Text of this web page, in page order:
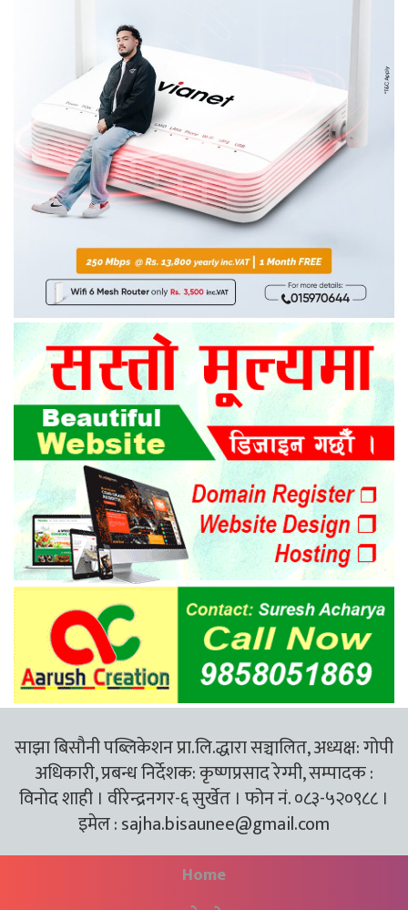
साझा बिसौनी पब्लिकेशन प्रा.लि.द्धारा सञ्चालित, अध्यक्ष: गोपी
अधिकारी, प्रबन्ध निर्देशक: कृष्णप्रसाद रेग्मी, सम्पादक :
विनोद शाही । वीरेन्द्रनगर-६ सुर्खेत । फोन नं. ०८३-५२०९८८ ।
इमेल :sajha.bisaunee@gmail.com
Home